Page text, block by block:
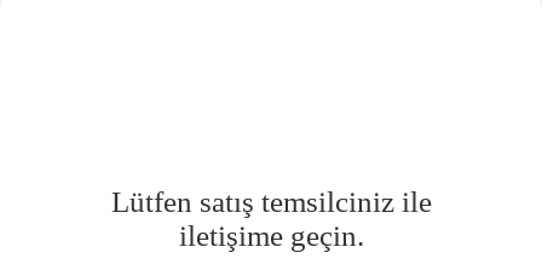
Lütfen satış temsilciniz ile
iletişime geçin.